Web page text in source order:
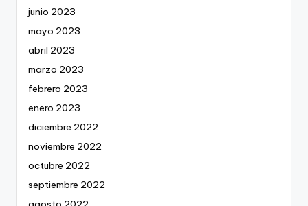
junio 2023
mayo 2023
abril 2023
marzo 2023
febrero 2023
enero 2023
diciembre 2022
noviembre 2022
octubre 2022
septiembre 2022